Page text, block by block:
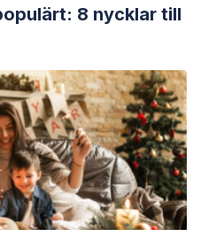
8 nycklar till